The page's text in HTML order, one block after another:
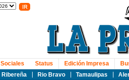
Ribereña Rio Bravo Tamaulipas
Sociales Status Edición Impresa